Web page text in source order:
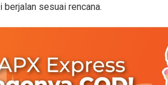
sesuai rencana.